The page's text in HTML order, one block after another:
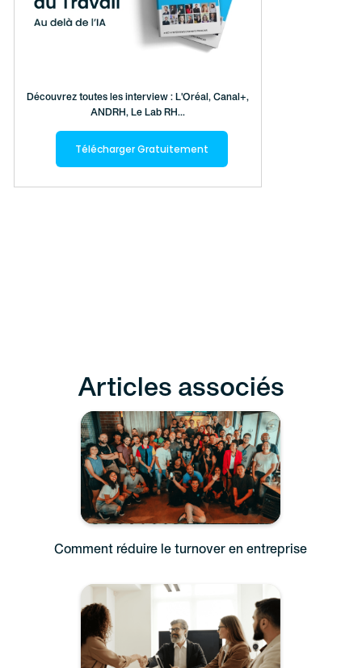
Découvrez toutes les interview : L'Oréal, Canal+,
ANDRH, Le Lab RH...
Télécharger Gratuitement
Articles associés
Comment réduire le turnover en entreprise